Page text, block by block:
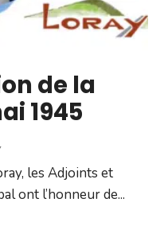
de la
1945
les Adjoints et
ont l’honneur de...